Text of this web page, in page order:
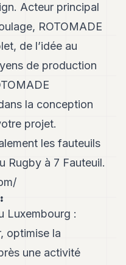
Acteur principal
ROTOMADE
de l’idée au
de production
la conception
projet.
les fauteuils
Rugby à 7 Fauteuil.
Luxembourg :
optimise la
une activité